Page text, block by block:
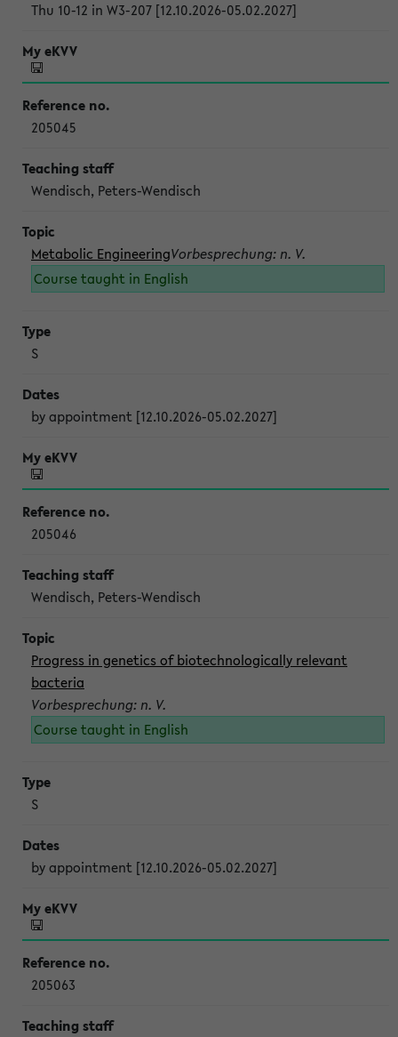
Thu 10-12 in W3-207 [12.10.2026-05.02.2027]
205045
Wendisch, Peters-Wendisch
Metabolic EngineeringVorbesprechung: n. V.
Course taught in English
S
by appointment [12.10.2026-05.02.2027]
205046
Wendisch, Peters-Wendisch
Progress in genetics of biotechnologically relevant
bacteria
Vorbesprechung: n. V.
Course taught in English
S
by appointment [12.10.2026-05.02.2027]
205063